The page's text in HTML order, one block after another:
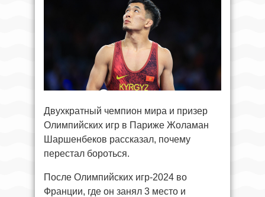
Двухкратный чемпион мира и призер
Олимпийских игр в Париже Жоламан
Шаршенбеков рассказал, почему
перестал бороться.
После Олимпийских игр-2024 во
Франции, где он занял 3 место и